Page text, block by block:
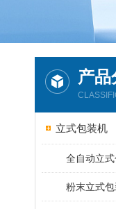
产品
立式包装机
全自动立
粉末立式